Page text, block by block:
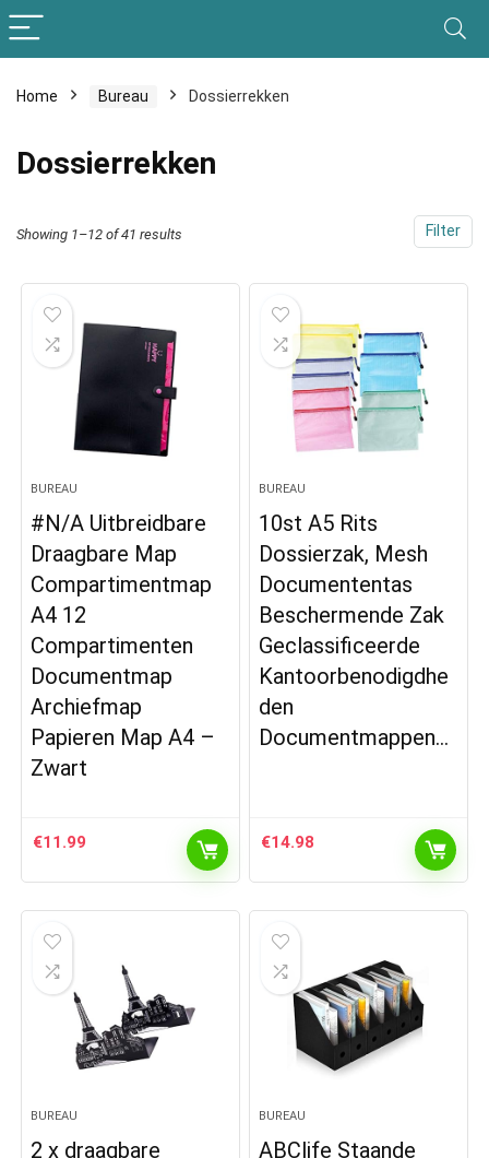
Home Bureau Dossierrekken
Dossierrekken
Filter
Showing 1–12 of 41 results
BUREAU
#N/A Uitbreidbare
Draagbare Map
Compartimentmap
A4 12
Compartimenten
Documentmap
Archiefmap
Papieren Map A4 –
Zwart
€11.99
BUREAU
10st A5 Rits
Dossierzak, Mesh
Documententas
Beschermende Zak
Geclassificeerde
Kantoorbenodigdhe
den
Documentmappen…
€14.98
BUREAU
2 x draagbare
BUREAU
ABClife Staande